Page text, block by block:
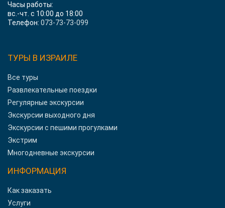
Часы работы:
вс.-чт. с 10:00 до 18:00
Телефон: 073-73-73-099
ТУРЫ В ИЗРАИЛЕ
Все туры
Развлекательные поездки
Регулярные экскурсии
Экскурсии выходного дня
Экскурсии с пешими прогулками
Экстрим
Многодневные экскурсии
ИНФОРМАЦИЯ
Как заказать
Услуги